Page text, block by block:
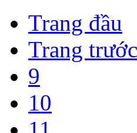
Trang đầu
Trang trước
9
10